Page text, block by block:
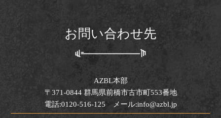
お問い合わせ先
AZBL本部
〒371-0844 群馬県前橋市古市町553番地
電話:0120-516-125 メール:info@azbl.jp